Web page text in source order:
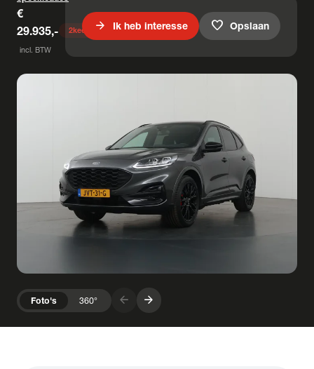
€
29.935,-
incl. BTW
2keer bekeken
arrow_forward Ik heb interesse favorite Opslaan
Foto's 360° arrow_forward arrow_forward